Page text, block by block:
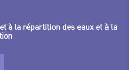
à la répartition des eaux et à la